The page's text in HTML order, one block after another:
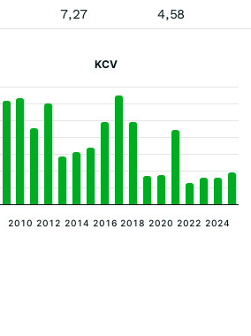
7,27 4,58
KCV
2010 2012 2014 2016 2018 2020 2022 2024